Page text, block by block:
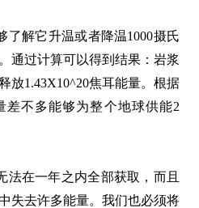
解它升温或者降温1000摄氏
通过计算可以得到结果：岩浆
放1.43X10^20焦耳能量。根据
差不多能够为整个地球供能2
在一年之内全部获取，而且
失去许多能量。我们也必须将